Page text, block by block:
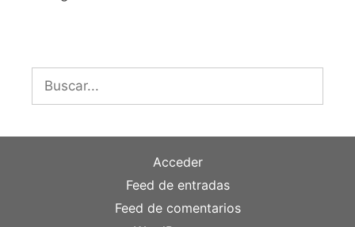
Buscar:
Acceder
Feed de entradas
Feed de comentarios